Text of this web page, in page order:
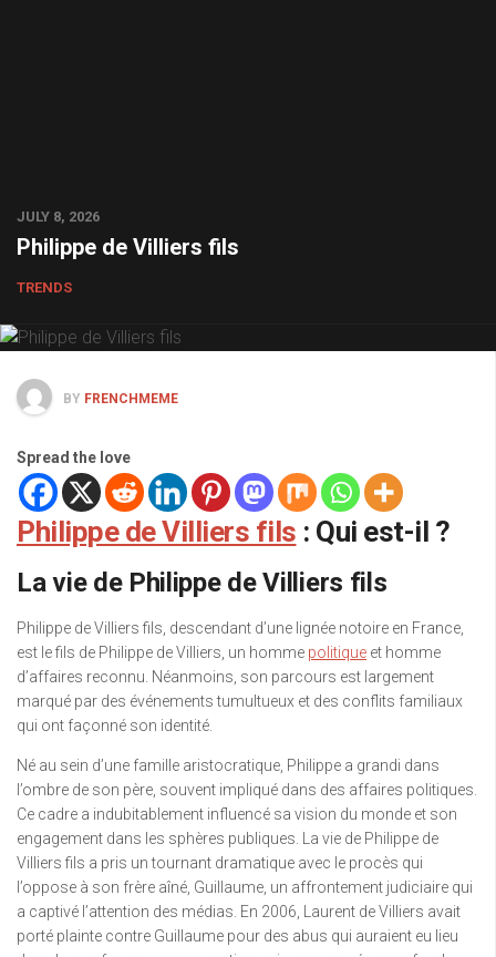
JULY 8, 2026
Philippe de Villiers fils
TRENDS
BY FRENCHMEME
Spread the love
Philippe de Villiers fils : Qui est-il ?
La vie de Philippe de Villiers fils
Philippe de Villiers fils, descendant d’une lignée notoire en France,
est le fils de Philippe de Villiers, un homme politique et homme
d’affaires reconnu. Néanmoins, son parcours est largement
marqué par des événements tumultueux et des conflits familiaux
qui ont façonné son identité.
Né au sein d’une famille aristocratique, Philippe a grandi dans
l’ombre de son père, souvent impliqué dans des affaires politiques.
Ce cadre a indubitablement influencé sa vision du monde et son
engagement dans les sphères publiques. La vie de Philippe de
Villiers fils a pris un tournant dramatique avec le procès qui
l’oppose à son frère aîné, Guillaume, un affrontement judiciaire qui
a captivé l’attention des médias. En 2006, Laurent de Villiers avait
porté plainte contre Guillaume pour des abus qui auraient eu lieu